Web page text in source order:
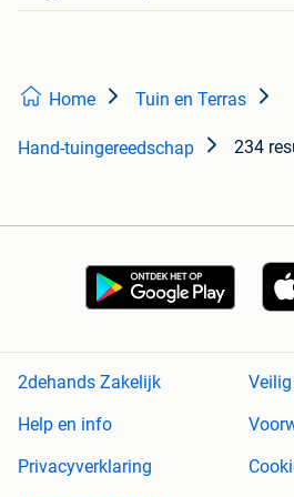
Home Tuin en Terras
Hand-tuingereedschap 234
2dehands Zakelijk
Help en info
Privacyverklaring